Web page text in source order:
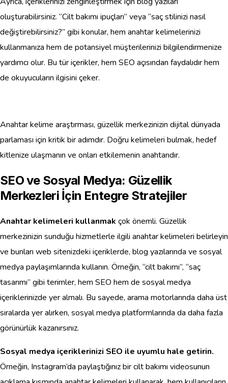
oluşturabilirsiniz. “Cilt bakımı ipuçları” veya “saç stilinizi nasıl
değiştirebilirsiniz?” gibi konular, hem anahtar kelimelerinizi
kullanmanıza hem de potansiyel müşterilerinizi bilgilendirmenize
yardımcı olur. Bu tür içerikler, hem SEO açısından faydalıdır hem
de okuyucuların ilgisini çeker.
Anahtar kelime araştırması, güzellik merkezinizin dijital dünyada
parlaması için kritik bir adımdır. Doğru kelimeleri bulmak, hedef
kitlenize ulaşmanın ve onları etkilemenin anahtarıdır.
SEO ve Sosyal Medya: Güzellik
Merkezleri İçin Entegre Stratejiler
Anahtar kelimeleri kullanmak çok önemli. Güzellik
merkezinizin sunduğu hizmetlerle ilgili anahtar kelimeleri belirleyin
ve bunları web sitenizdeki içeriklerde, blog yazılarında ve sosyal
medya paylaşımlarında kullanın. Örneğin, “cilt bakımı”, “saç
tasarımı” gibi terimler, hem SEO hem de sosyal medya
içeriklerinizde yer almalı. Bu sayede, arama motorlarında daha üst
sıralarda yer alırken, sosyal medya platformlarında da daha fazla
görünürlük kazanırsınız.
Sosyal medya içeriklerinizi SEO ile uyumlu hale getirin.
Örneğin, Instagram’da paylaştığınız bir cilt bakımı videosunun